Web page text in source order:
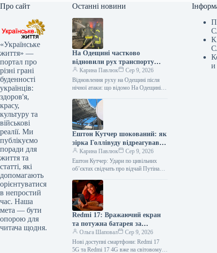
Про сайт
«Українське
життя» —
портал про
різні грані
буденності
українців:
здоров'я,
красу,
культуру та
військові
реалії. Ми
публікуємо
поради для
життя та
статті, які
допомагають
орієнтуватися
в непростий
час. Наша
мета — бути
опорою для
читача щодня.
Останні новини
На Одещині частково
відновили рух транспорту
після обстрілу: деталі від
ДПСУ
Карина Павлюк
Сер 9, 2026
Відновлення руху на Одещині після
нічної атаки: що відомо На Одещині
транспортного сполучення, яке було
ускладнене…
Ештон Кутчер шокований: як
зірка Голлівуду відреагував
на ракетний удар по стадіону
в Одесі
Карина Павлюк
Сер 9, 2026
Ештон Кутчер: Удари по цивільних
об’єктах свідчать про відчай Путіна
Кутчер, чоловік Міли Куніс, вважає,
що…
Redmi 17: Вражаючий екран
та потужна батарея за
доступну ціну — смартфон
вже у продажу
Ольга Шаповал
Сер 9, 2026
Нові доступні смартфони: Redmi 17
5G та Redmi 17 4G вже на світовому
и